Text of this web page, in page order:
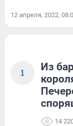
12 апреля, 2022,
1
Из
14